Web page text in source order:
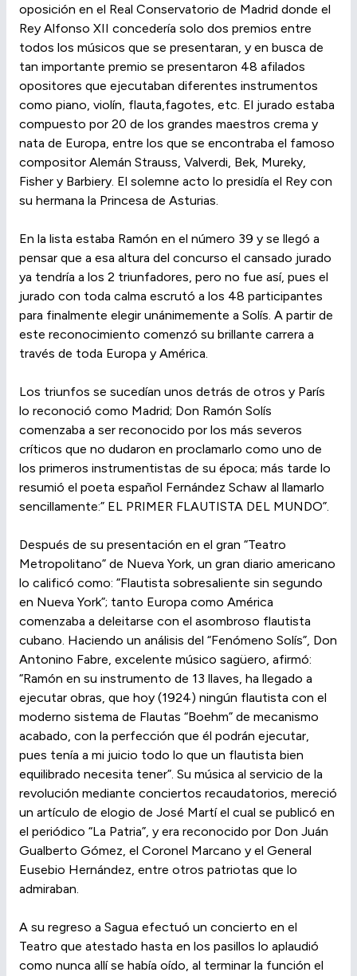
oposición en el Real Conservatorio de Madrid donde el
Rey Alfonso XII concedería solo dos premios entre
todos los músicos que se presentaran, y en busca de
tan importante premio se presentaron 48 afilados
opositores que ejecutaban diferentes instrumentos
como piano, violín, flauta,fagotes, etc. El jurado estaba
compuesto por 20 de los grandes maestros crema y
nata de Europa, entre los que se encontraba el famoso
compositor Alemán Strauss, Valverdi, Bek, Mureky,
Fisher y Barbiery. El solemne acto lo presidía el Rey con
su hermana la Princesa de Asturias.
En la lista estaba Ramón en el número 39 y se llegó a
pensar que a esa altura del concurso el cansado jurado
ya tendría a los 2 triunfadores, pero no fue así, pues el
jurado con toda calma escrutó a los 48 participantes
para finalmente elegir unánimemente a Solís. A partir de
este reconocimiento comenzó su brillante carrera a
través de toda Europa y América.
Los triunfos se sucedían unos detrás de otros y París
lo reconoció como Madrid; Don Ramón Solís
comenzaba a ser reconocido por los más severos
críticos que no dudaron en proclamarlo como uno de
los primeros instrumentistas de su época; más tarde lo
resumió el poeta español Fernández Schaw al llamarlo
sencillamente:” EL PRIMER FLAUTISTA DEL MUNDO”.
Después de su presentación en el gran “Teatro
Metropolitano” de Nueva York, un gran diario americano
lo calificó como: ”Flautista sobresaliente sin segundo
en Nueva York”; tanto Europa como América
comenzaba a deleitarse con el asombroso flautista
cubano. Haciendo un análisis del “Fenómeno Solís”, Don
Antonino Fabre, excelente músico sagüero, afirmó:
“Ramón en su instrumento de 13 llaves, ha llegado a
ejecutar obras, que hoy (1924) ningún flautista con el
moderno sistema de Flautas “Boehm” de mecanismo
acabado, con la perfección que él podrán ejecutar,
pues tenía a mi juicio todo lo que un flautista bien
equilibrado necesita tener”. Su música al servicio de la
revolución mediante conciertos recaudatorios, mereció
un artículo de elogio de José Martí el cual se publicó en
el periódico “La Patria”, y era reconocido por Don Juán
Gualberto Gómez, el Coronel Marcano y el General
Eusebio Hernández, entre otros patriotas que lo
admiraban.
A su regreso a Sagua efectuó un concierto en el
Teatro que atestado hasta en los pasillos lo aplaudió
como nunca allí se había oído, al terminar la función el